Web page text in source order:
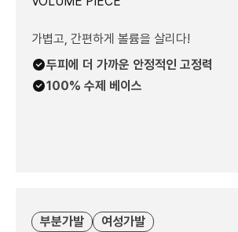
가볍고, 간편하게 볼륨을 살리다!
두피에 더 가까운 안정적인 고정력
100% 수제 베이스
부분가발 여성가발